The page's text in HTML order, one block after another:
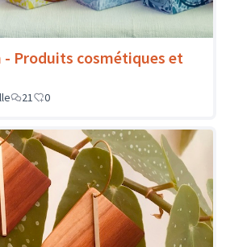
- Produits cosmétiques et
21 0